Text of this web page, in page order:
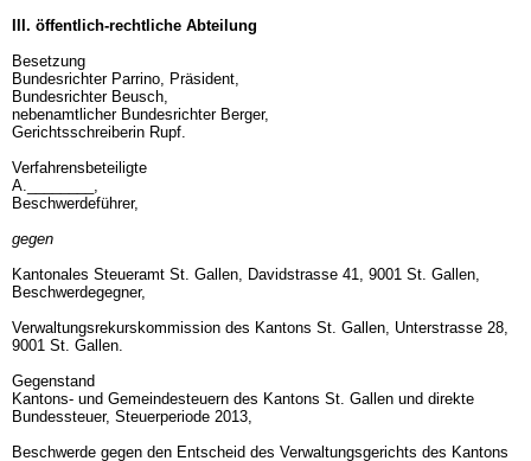
III. öffentlich-rechtliche Abteilung
Besetzung
Bundesrichter Parrino, Präsident,
Bundesrichter Beusch,
nebenamtlicher Bundesrichter Berger,
Gerichtsschreiberin Rupf.
Verfahrensbeteiligte
A.________,
Beschwerdeführer,
gegen
Kantonales Steueramt St. Gallen, Davidstrasse 41, 9001 St. Gallen,
Beschwerdegegner,
Verwaltungsrekurskommission des Kantons St. Gallen, Unterstrasse 28,
9001 St. Gallen.
Gegenstand
Kantons- und Gemeindesteuern des Kantons St. Gallen und direkte
Bundessteuer, Steuerperiode 2013,
Beschwerde gegen den Entscheid des Verwaltungsgerichts des Kantons